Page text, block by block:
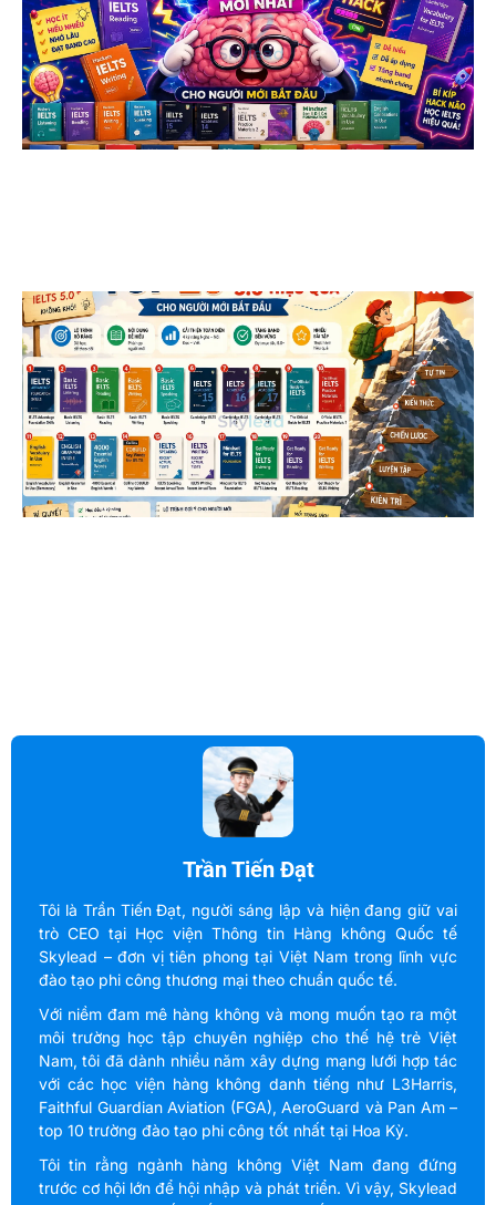
Trần Tiến Đạt
Tôi là Trần Tiến Đạt, người sáng lập và hiện đang giữ vai
trò CEO tại Học viện Thông tin Hàng không Quốc tế
Skylead – đơn vị tiên phong tại Việt Nam trong lĩnh vực
đào tạo phi công thương mại theo chuẩn quốc tế.
Với niềm đam mê hàng không và mong muốn tạo ra một
môi trường học tập chuyên nghiệp cho thế hệ trẻ Việt
Nam, tôi đã dành nhiều năm xây dựng mạng lưới hợp tác
với các học viện hàng không danh tiếng như L3Harris,
Faithful Guardian Aviation (FGA), AeroGuard và Pan Am –
top 10 trường đào tạo phi công tốt nhất tại Hoa Kỳ.
Tôi tin rằng ngành hàng không Việt Nam đang đứng
trước cơ hội lớn để hội nhập và phát triển. Vì vậy, Skylead